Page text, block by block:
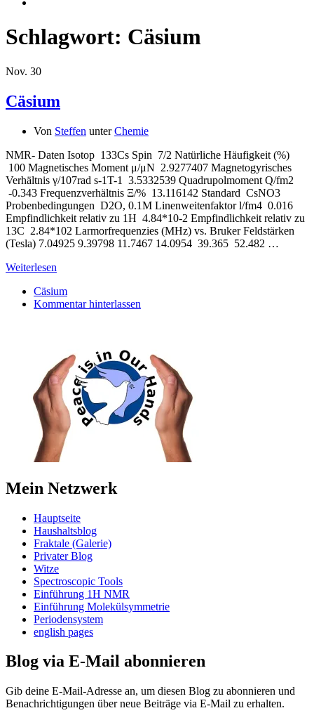
Schlagwort: Cäsium
Nov. 30
Cäsium
Von Steffen unterChemie
NMR- Daten Isotop 133Cs Spin 7/2 Natürliche Häufigkeit (%)
100 Magnetisches Moment μ/μN 2.9277407 Magnetogyrisches
Verhältnis γ/107rad s-1T-1 3.5332539 Quadrupolmoment Q/fm2
-0.343 Frequenzverhältnis Ξ/% 13.116142 Standard CsNO3
Probenbedingungen D2O, 0.1M Linenweitenfaktor l/fm4 0.016
Empfindlichkeit relativ zu 1H 4.84*10-2 Empfindlichkeit relativ zu
13C 2.84*102 Larmorfrequenzies (MHz) vs. Bruker Feldstärken
(Tesla) 7.04925 9.39798 11.7467 14.0954 39.365 52.482 …
Weiterlesen
Cäsium
Kommentar hinterlassen
Mein Netzwerk
Hauptseite
Haushaltsblog
Fraktale (Galerie)
Privater Blog
Witze
Spectroscopic Tools
Einführung 1H NMR
Einführung Molekülsymmetrie
Periodensystem
english pages
Blog via E-Mail abonnieren
Gib deine E-Mail-Adresse an, um diesen Blog zu abonnieren und
Benachrichtigungen über neue Beiträge via E-Mail zu erhalten.